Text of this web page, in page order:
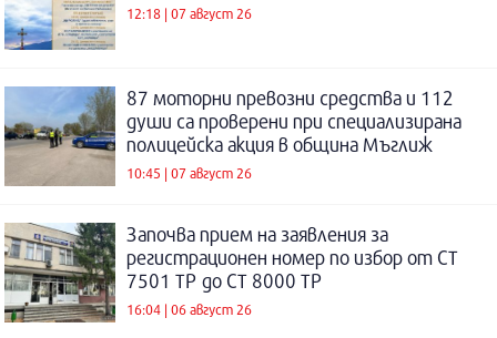
12:18 | 07 август 26
87 моторни превозни средства и 112
души са проверени при специализирана
полицейска акция в община Мъглиж
10:45 | 07 август 26
Започва прием на заявления за
регистрационен номер по избор от СТ
7501 ТР до СТ 8000 ТР
16:04 | 06 август 26